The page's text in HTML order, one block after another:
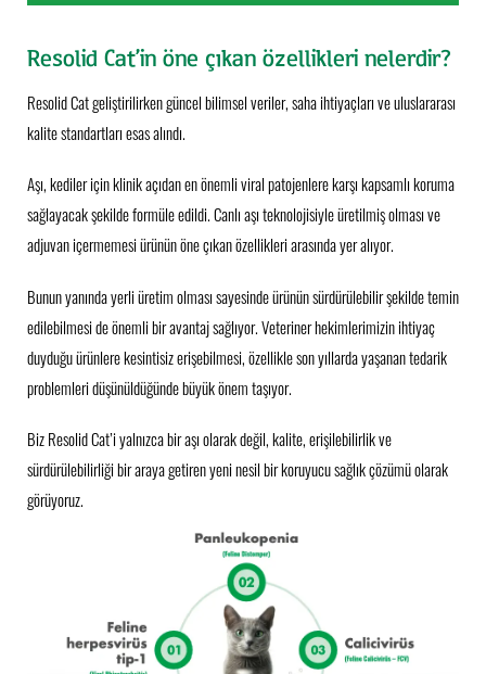
Resolid Cat’in öne çıkan özellikleri nelerdir?
Resolid Cat geliştirilirken güncel bilimsel veriler, saha ihtiyaçları ve uluslararası
kalite standartları esas alındı.
Aşı, kediler için klinik açıdan en önemli viral patojenlere karşı kapsamlı koruma
sağlayacak şekilde formüle edildi. Canlı aşı teknolojisiyle üretilmiş olması ve
adjuvan içermemesi ürünün öne çıkan özellikleri arasında yer alıyor.
Bunun yanında yerli üretim olması sayesinde ürünün sürdürülebilir şekilde temin
edilebilmesi de önemli bir avantaj sağlıyor. Veteriner hekimlerimizin ihtiyaç
duyduğu ürünlere kesintisiz erişebilmesi, özellikle son yıllarda yaşanan tedarik
problemleri düşünüldüğünde büyük önem taşıyor.
Biz Resolid Cat’i yalnızca bir aşı olarak değil, kalite, erişilebilirlik ve
sürdürülebilirliği bir araya getiren yeni nesil bir koruyucu sağlık çözümü olarak
görüyoruz.